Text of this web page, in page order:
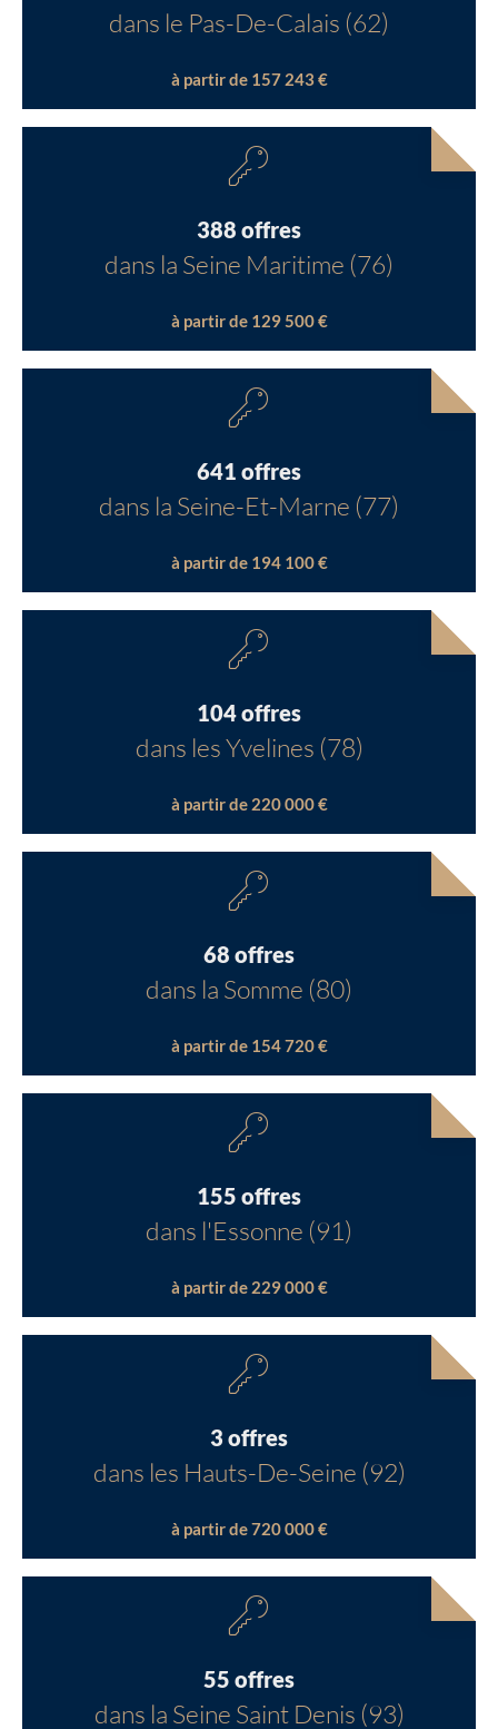
dans le Pas-De-Calais (62)
à partir de 157 243 €
388 offres
dans la Seine Maritime (76)
à partir de 129 500 €
641 offres
dans la Seine-Et-Marne (77)
à partir de 194 100 €
104 offres
dans les Yvelines (78)
à partir de 220 000 €
68 offres
dans la Somme (80)
à partir de 154 720 €
155 offres
dans l'Essonne (91)
à partir de 229 000 €
3 offres
dans les Hauts-De-Seine (92)
à partir de 720 000 €
55 offres
dans la Seine Saint Denis (93)